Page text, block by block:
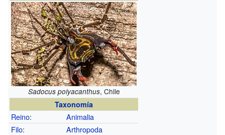
Sadocus polyacanthus, Chile
Taxonomía
Reino:
Animalia
Filo:
Arthropoda